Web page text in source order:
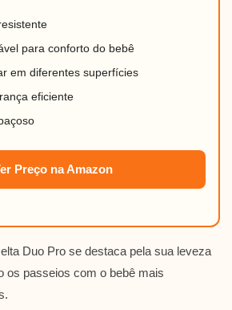
para conforto do bebê
em diferentes superfícies
eficiente
Preço na Amazon
Duo Pro se destaca pela sua leveza
os passeios com o bebê mais